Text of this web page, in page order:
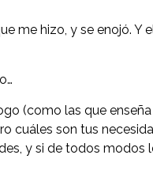
me hizo, y se enojó.
(como las que
son tus
y si de todos modos